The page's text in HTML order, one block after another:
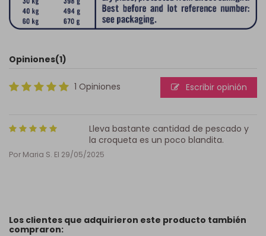
Opiniones(1)
1 Opiniones Escribir opinión
Lleva bastante cantidad de pescado y
la croqueta es un poco blandita.
Por Maria S. El 29/05/2025
Los clientes que adquirieron este producto también
compraron: